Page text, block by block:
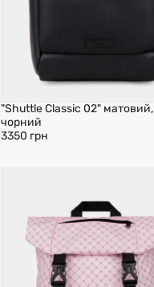
"Shuttle Classic 02" матовий,
чорний
3350 грн